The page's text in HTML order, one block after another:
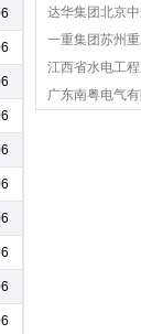
达华集团北京
一重集团苏州
江西省水电工
广东南粤电气有